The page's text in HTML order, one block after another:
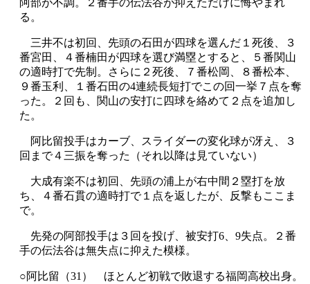
阿部が不調。２番手の伝法谷が抑えただけに悔やまれ
る。
三井不は初回、先頭の石田が四球を選んだ１死後、３
番宮田、４番楠田が四球を選び満塁とすると、５番関山
の適時打で先制。さらに２死後、７番松岡、８番松本、
９番玉利、１番石田の4連続長短打でこの回一挙７点を奪
った。２回も、関山の安打に四球を絡めて２点を追加し
た。
阿比留投手はカーブ、スライダーの変化球が冴え、３
回まで４三振を奪った（それ以降は見ていない）
大成有楽不は初回、先頭の浦上が右中間２塁打を放
ち、４番石貫の適時打で１点を返したが、反撃もここま
で。
先発の阿部投手は３回を投げ、被安打6 9失点。２番
手の伝法谷は無失点に抑えた模様。
○阿比留（31 ） ほとんど初戦で敗退する福岡高校出身。